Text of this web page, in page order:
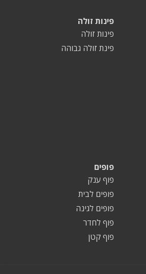
פינות זולה
פינות זולה
פינת זולה גבוהה
פופים
פוף ענק
פופים לבית
פופים לגינה
פוף לחדר
פוף קטן